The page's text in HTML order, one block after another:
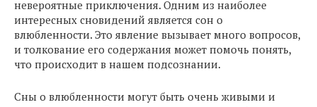
невероятные приключения. Одним из наиболее
интересных сновидений является сон о
влюбленности. Это явление вызывает много вопросов,
и толкование его содержания может помочь понять,
что происходит в нашем подсознании.
Сны о влюбленности могут быть очень живыми и